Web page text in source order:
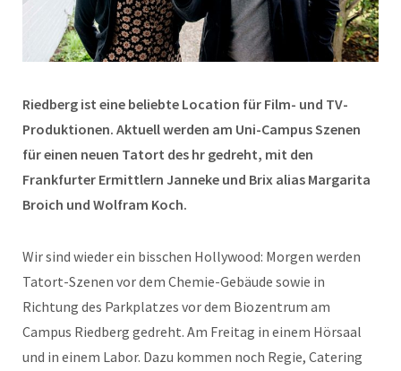
Riedberg ist eine beliebte Location für Film- und TV-
Produktionen. Aktuell werden am Uni-Campus Szenen
für einen neuen Tatort des hr gedreht, mit den
Frankfurter Ermittlern Janneke und Brix alias Margarita
Broich und Wolfram Koch.
Wir sind wieder ein bisschen Hollywood: Morgen werden
Tatort-Szenen vor dem Chemie-Gebäude sowie in
Richtung des Parkplatzes vor dem Biozentrum am
Campus Riedberg gedreht. Am Freitag in einem Hörsaal
und in einem Labor. Dazu kommen noch Regie, Catering